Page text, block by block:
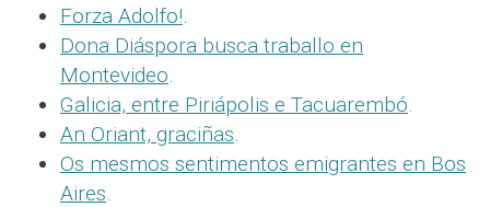
Forza Adolfo!.
Dona Diáspora busca traballo en
Montevideo.
Galicia, entre Piriápolis e Tacuarembó.
An Oriant, graciñas.
Os mesmos sentimentos emigrantes en Bos
Aires.